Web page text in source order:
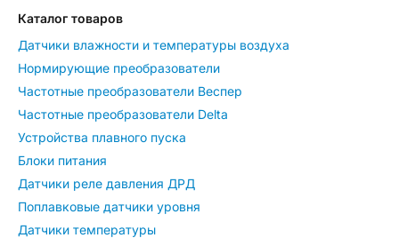
Каталог товаров
Датчики влажности и температуры воздуха
Нормирующие преобразователи
Частотные преобразователи Веспер
Частотные преобразователи Delta
Устройства плавного пуска
Блоки питания
Датчики реле давления ДРД
Поплавковые датчики уровня
Датчики температуры